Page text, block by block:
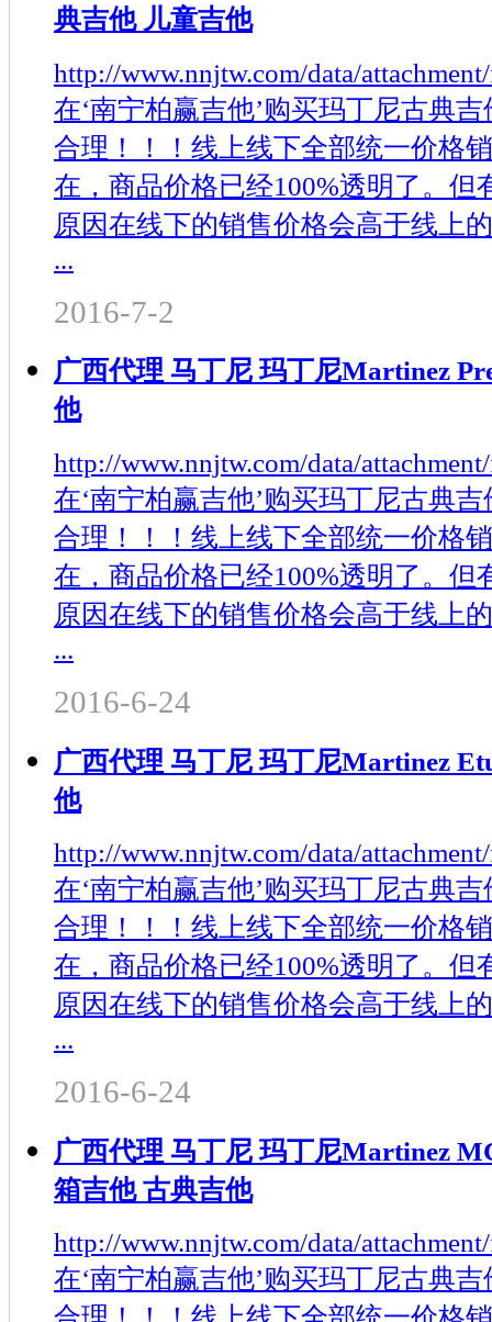
典吉他 儿童吉他
http://www.nnjtw.com/data/
在‘南宁柏赢吉他’购买玛丁尼古典
合理！！！线上线下全部统一价格
在，商品价格已经100%透明了。但
原因在线下的销售价格会高于线上
...
2016-7-2
广西代理 马丁尼 玛丁尼Martinez
他
http://www.nnjtw.com/data/
在‘南宁柏赢吉他’购买玛丁尼古典
合理！！！线上线下全部统一价格
在，商品价格已经100%透明了。但
原因在线下的销售价格会高于线上
...
2016-6-24
广西代理 马丁尼 玛丁尼Martinez
他
http://www.nnjtw.com/data/
在‘南宁柏赢吉他’购买玛丁尼古典
合理！！！线上线下全部统一价格
在，商品价格已经100%透明了。但
原因在线下的销售价格会高于线上
...
2016-6-24
广西代理 马丁尼 玛丁尼Martinez
箱吉他 古典吉他
http://www.nnjtw.com/data/
在‘南宁柏赢吉他’购买玛丁尼古典